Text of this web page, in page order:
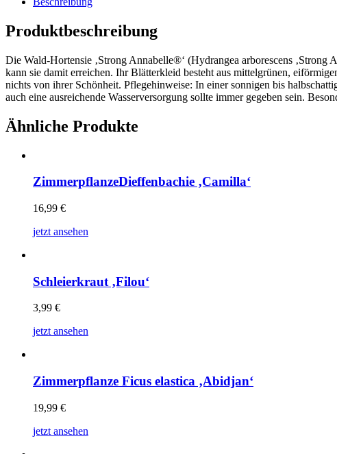
Produktbeschreibung
Die Wald-Hortensie ‚Strong Annabelle®‘ (Hydrangea arborescens
kann sie damit erreichen. Ihr Blätterkleid besteht aus mittelgrünen,
nichts von ihrer Schönheit. Pflegehinweise: In einer sonnigen bis
auch eine ausreichende Wasserversorgung sollte immer gegeben sein.
Ähnliche Produkte
ZimmerpflanzeDieffenbachie ‚Camilla‘
16,99 €
jetzt ansehen
Schleierkraut ‚Filou‘
3,99 €
jetzt ansehen
Zimmerpflanze Ficus elastica ‚Abidjan‘
19,99 €
jetzt ansehen